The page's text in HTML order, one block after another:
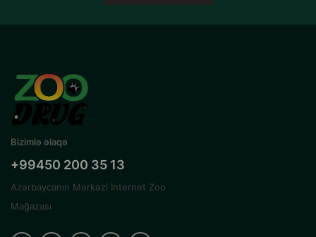
Bizimlə əlaqə
+99450 200 35 13
Azərbaycanın Mərkəzi İnternet Zoo
Mağazası